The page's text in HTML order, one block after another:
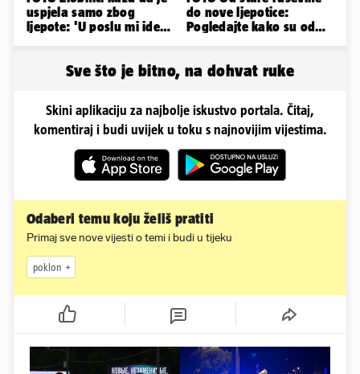
uspjela samo zbog
ljepote: 'U poslu mi ide
do nove ljepotice:
Pogledajte kako su od
Sve što je bitno, na dohvat ruke
Skini aplikaciju za najbolje iskustvo portala. Čitaj,
komentiraj i budi uvijek u toku s najnovijim vijestima.
Odaberi temu koju želiš pratiti
Primaj sve nove vijesti o temi i budi u tijeku
poklon